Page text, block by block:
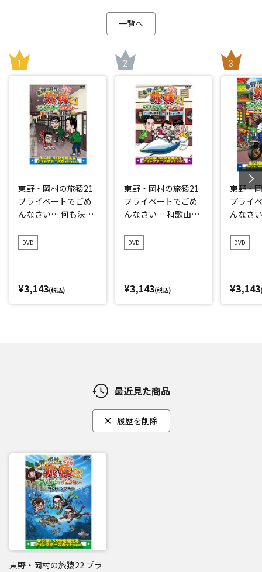
一覧へ
東野・岡村の旅猿21
プライベートでごめ
んなさい… 何も決め
ミアム完全版
DVD
¥3,143(税込)
東野・岡村の旅猿21
プライベートでごめ
んなさい… 和歌山県
ョーへの旅 プレミア
ム完全版
DVD
¥3,143(税込)
東野・
プライ
んなさ
編 プレ
DVD
¥3,143
最近見た商品
履歴を削除
東野・岡村の旅猿22 プラ